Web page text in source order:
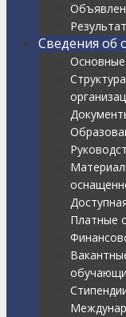
Сведения об
Основные
Платные